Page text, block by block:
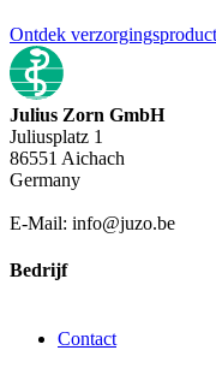
Ontdek
Julius Zorn GmbH
Juliusplatz 1
86551 Aichach
Germany
E-Mail: info@juzo.be
Bedrijf
Contact